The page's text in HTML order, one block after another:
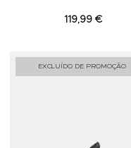
119,99 €
EXCLUÍDO DE PROMOÇÃO